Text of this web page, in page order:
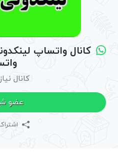
کانال واتساپ
کانال
عضو